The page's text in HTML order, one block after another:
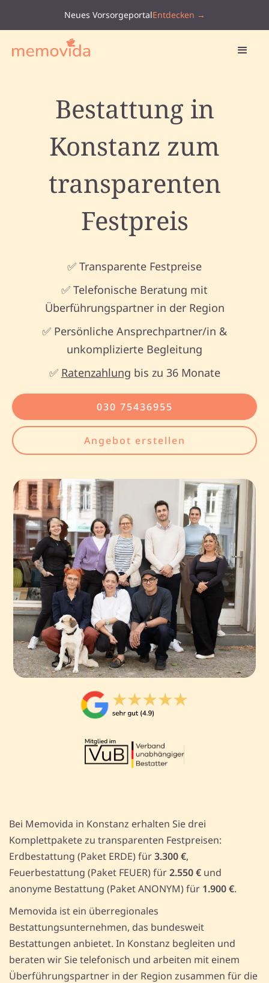
Neues VorsorgeportalEntdecken →
Bestattung in
Konstanz zum
transparenten
Festpreis
✅ Transparente Festpreise
✅ Telefonische Beratung mit
Überführungspartner in der Region
✅ Persönliche Ansprechpartner/in &
unkomplizierte Begleitung
✅ Ratenzahlung bis zu 36 Monate
030 75436955
Angebot erstellen
Bei Memovida in Konstanz erhalten Sie drei
Komplettpakete zu transparenten Festpreisen:
Erdbestattung (Paket ERDE) für3.300 €,
Feuerbestattung (Paket FEUER) für2.550 € und
anonyme Bestattung (Paket ANONYM) für 1.900 €.
Memovida ist ein überregionales
Bestattungsunternehmen, das bundesweit
Bestattungen anbietet. In Konstanz begleiten und
beraten wir Sie telefonisch und arbeiten mit einem
Überführungspartner in der Region zusammen für die